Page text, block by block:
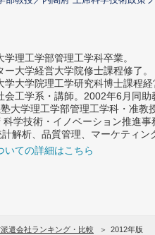
理工学部管理工学科卒業。
大学経営大学院修士課程修了。
学大学院理工学研究科博士課程
工学系・講師。2002年6月同助
大学理工学部管理工学科・准教
学技術・イノベーション推進
解析、品質管理、マーケティン
ての詳細はこちら
遣会社ランキング・比較 2012年版